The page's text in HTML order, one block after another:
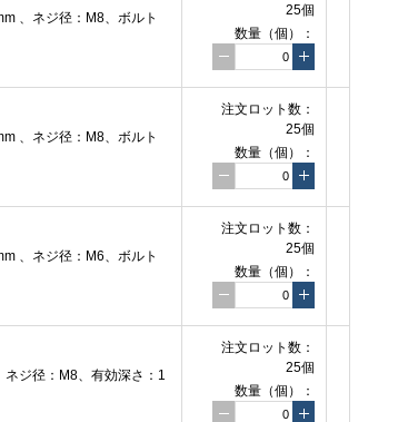
、ネジ径：M8、ボルト
25個
数量（個）：
、ネジ径：M8、ボルト
注文ロット数：
25個
数量（個）：
、ネジ径：M6、ボルト
注文ロット数：
25個
数量（個）：
ジ径：M8、有効深さ：1
注文ロット数：
25個
数量（個）：